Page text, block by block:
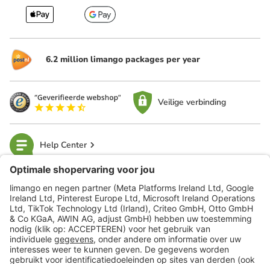
6.2 million limango packages per year
Veilige verbinding
Help Center
limango
Veilig winkelen
Klantenservice